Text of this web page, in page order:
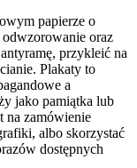
papierze o
odwzorowanie oraz
przykleić na
Plakaty to
a
jako pamiątka lub
na zamówienie
albo skorzystać
dostępnych